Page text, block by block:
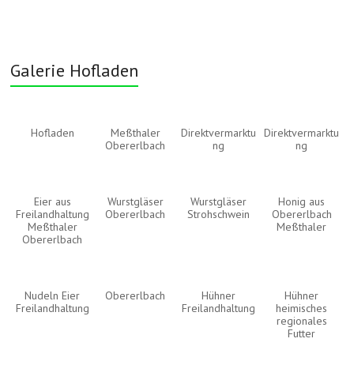
Galerie Hofladen
Hofladen
Meßthaler
Obererlbach
Direktvermarktu
ng
Direktvermarktu
ng
Eier aus
Freilandhaltung
Meßthaler
Obererlbach
Wurstgläser
Obererlbach
Wurstgläser
Strohschwein
Honig aus
Obererlbach
Meßthaler
Nudeln Eier
Freilandhaltung
Obererlbach
Hühner
Freilandhaltung
Hühner
heimisches
regionales
Futter